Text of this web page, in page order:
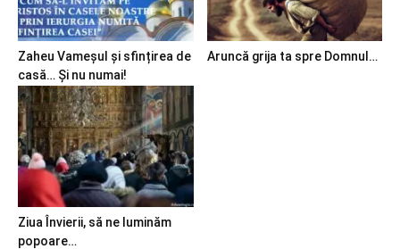
Zaheu Vameșul și sfințirea de
casă… Și nu numai!
Aruncă grija ta spre Domnul…
Ziua Învierii, să ne luminăm
popoare…